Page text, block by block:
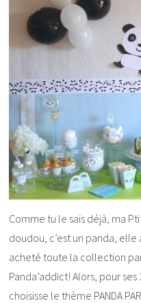
Comme tu le sais déjà, ma
doudou, c’est un panda, elle
acheté toute la collection
Panda’addict! Alors, pour
choisisse le thème PANDA